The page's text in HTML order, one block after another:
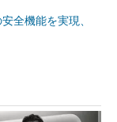
全機能を実現、